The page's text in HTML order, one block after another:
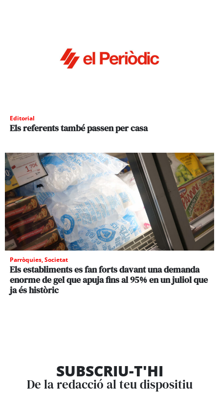
Editorial
Els referents també passen per casa
Parròquies,Societat
Els establiments es fan forts davant una demanda
enorme de gel que apuja fins al 95% en un juliol que
ja és històric
SUBSCRIU-T'HI
De la redacció al teu dispositiu